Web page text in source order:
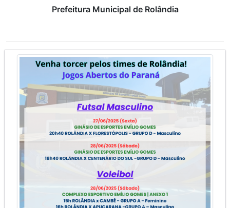
Prefeitura Municipal de Rolândia